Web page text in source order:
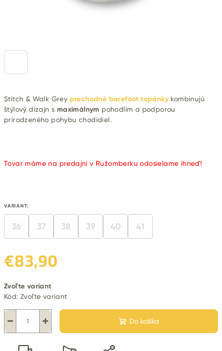
Stitch & Walk Grey prechodné barefoot topánkykombinujú
štýlový dizajn s maximálnym pohodlím a podporou
prirodzeného pohybu chodidiel.
Tovar máme na predajni v Ružomberku odosielame ihneď!
VARIANT:
36 37 38 39 40 41
€83,90
cena:
Zvoľte variant
Kód: Zvoľte variant
+
− Do košíka